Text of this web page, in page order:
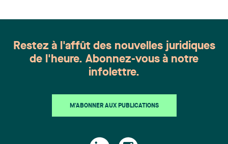
Restez à l'affût des nouvelles juridiques
de l'heure. Abonnez-vous à notre
infolettre.
M'ABONNER AUX PUBLICATIONS